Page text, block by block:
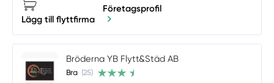
Lägg till flyttfirma
Företagsprofil
Bröderna YB Flytt&Städ AB
Bra (25)